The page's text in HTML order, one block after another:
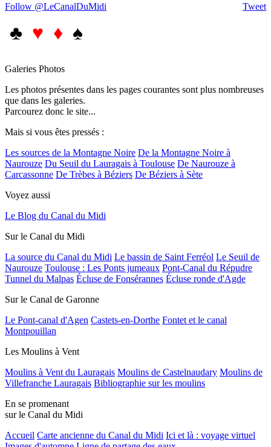
Tweet
Follow @LeCanalDuMidi
♣ ♥ ♦ ♠
Galeries Photos
Les photos présentes dans les pages courantes sont plus nombreuses
que dans les galeries.
Parcourez donc le site...
Mais si vous êtes pressés :
Les sources de la Montagne Noire De la Montagne Noire à
Naurouze Du Seuil du Lauragais à Toulouse De Naurouze à
Carcassonne De Trèbes à Béziers De Béziers à Sète
Voyez aussi
Le Blog du Canal du Midi
Sur le Canal du Midi
La source du Canal du Midi Le bassin de Saint Ferréol Le Seuil de
Naurouze Toulouse : Les Ponts jumeaux Pont-Canal du Répudre
Tunnel du Malpas Écluse de Fonsérannes Écluse ronde d'Agde
Sur le Canal de Garonne
Le Pont-canal d'Agen Castets-en-Dorthe Fontet et le canal
Montpouillan
Les Moulins à Vent
Moulins à Vent du Lauragais Moulins de Castelnaudary Moulins de
Villefranche Lauragais Bibliographie sur les moulins
En se promenant
sur le Canal du Midi
Accueil Carte ancienne du Canal du Midi Ici et là : voyage virtuel